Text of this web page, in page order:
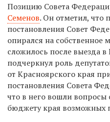
Позицию Совета
Семенов. Он отметил, что
постановления Совет
опирался на собственное
сложилось после выезда
подчеркнул роль
от Красноярского края
постановления Совета
что в него вошли
бюджету края возможных